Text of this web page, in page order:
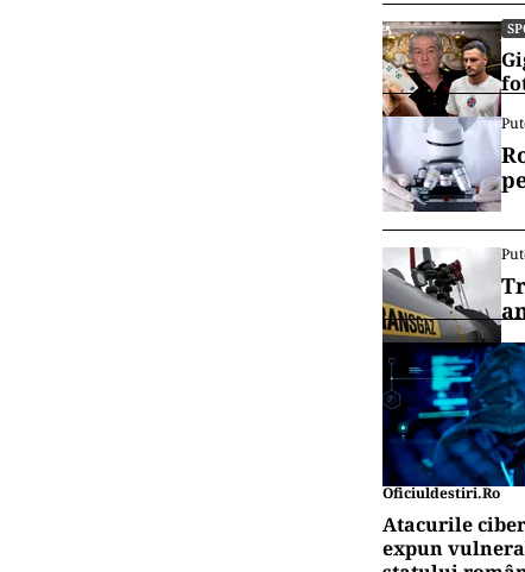
Oficiuldestiri.ro
Atacurile
expun